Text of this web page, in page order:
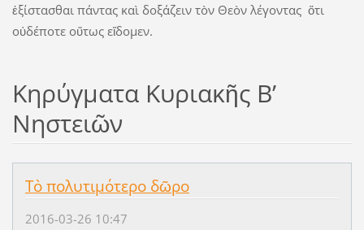
ἐξίστασθαι πάντας καὶ δοξάζειν τὸν Θεὸν λέγοντας ὅτι
οὐδέποτε οὕτως εἴδομεν.
Κηρύγματα Κυριακῆς Β’
Νηστειῶν
Τὸ πολυτιμότερο δῶρο
2016-03-26 10:47